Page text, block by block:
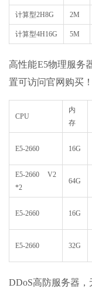
计算型2H8G 2M
计算型4H16G 5M
高性能E5物理服务
置可访问官网购买！
CPU
内
存
E5-2660 16G
E5-2660 V2
*2
64G
E5-2660 16G
E5-2660 32G
DDoS高防服务器，